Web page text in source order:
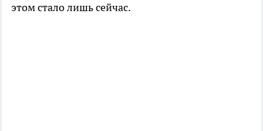
этом стало лишь сейчас.